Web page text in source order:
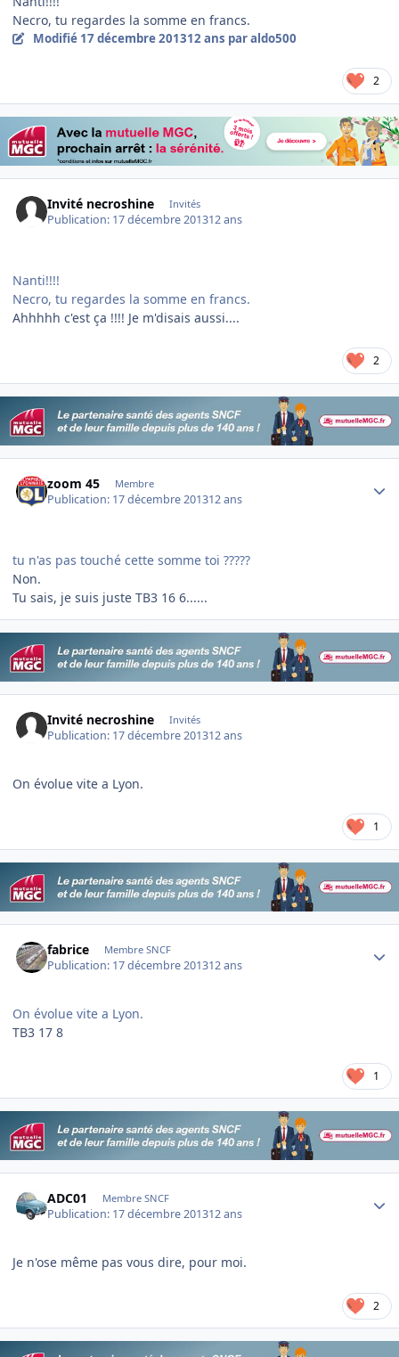
Necro, tu regardes la somme en francs.
Modifié 17 décembre 201312 ans par aldo500
2
Invité necroshine Invités
Publication: 17 décembre 201312 ans
Nanti!!!!
Necro, tu regardes la somme en francs.
Ahhhhh c'est ça !!!! Je m'disais aussi....
2
zoom 45 Membre
Publication: 17 décembre 201312 ans
tu n'as pas touché cette somme toi ?????
Non.
Tu sais, je suis juste TB3 16 6......
Invité necroshine Invités
Publication: 17 décembre 201312 ans
On évolue vite a Lyon.
1
fabrice Membre SNCF
Publication: 17 décembre 201312 ans
On évolue vite a Lyon.
TB3 17 8
1
ADC01 Membre SNCF
Publication: 17 décembre 201312 ans
Je n'ose même pas vous dire, pour moi.
2